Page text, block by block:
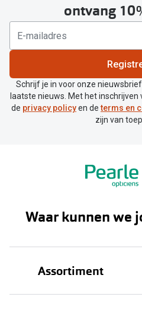
ontvang
Schrijf je in voor onze
laatste nieuws. Met het
de privacy policyen determs en
zijn van
Waar kunnen we
Assortiment